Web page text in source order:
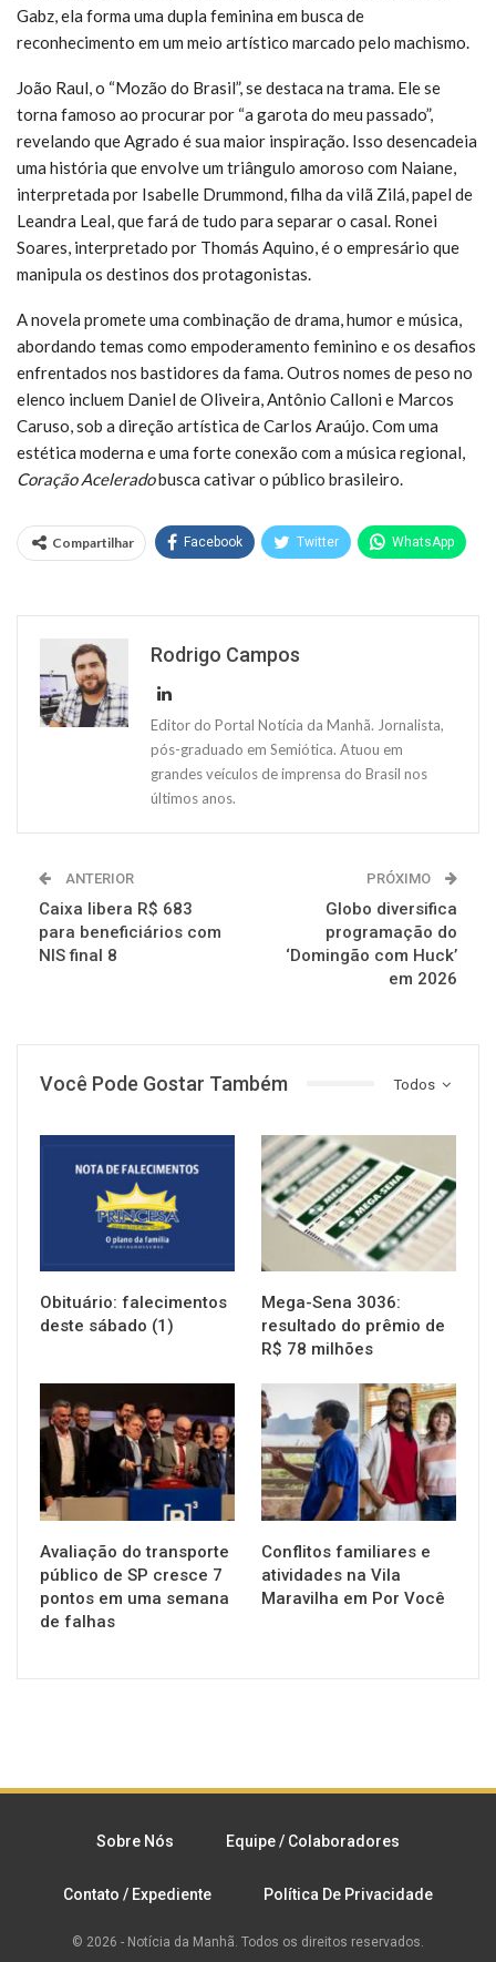
Gabz, ela forma uma dupla feminina em busca de
reconhecimento em um meio artístico marcado pelo machismo.
João Raul, o “Mozão do Brasil”, se destaca na trama. Ele se
torna famoso ao procurar por “a garota do meu passado”,
revelando que Agrado é sua maior inspiração. Isso desencadeia
uma história que envolve um triângulo amoroso com Naiane,
interpretada por Isabelle Drummond, filha da vilã Zilá, papel de
Leandra Leal, que fará de tudo para separar o casal. Ronei
Soares, interpretado por Thomás Aquino, é o empresário que
manipula os destinos dos protagonistas.
A novela promete uma combinação de drama, humor e música,
abordando temas como empoderamento feminino e os desafios
enfrentados nos bastidores da fama. Outros nomes de peso no
elenco incluem Daniel de Oliveira, Antônio Calloni e Marcos
Caruso, sob a direção artística de Carlos Araújo. Com uma
estética moderna e uma forte conexão com a música regional,
Coração Aceleradobusca cativar o público brasileiro.
Compartilhar Facebook Twitter WhatsApp
Rodrigo Campos
Editor do Portal Notícia da Manhã. Jornalista,
pós-graduado em Semiótica. Atuou em
grandes veículos de imprensa do Brasil nos
últimos anos.
ANTERIOR
Caixa libera R$ 683
para beneficiários com
NIS final 8
PRÓXIMO
Globo diversifica
programação do
‘Domingão com Huck’
em 2026
Todos
Você Pode Gostar Também
Obituário: falecimentos
deste sábado (1)
NOTÍCIAS
Mega-Sena 3036:
resultado do prêmio de
R$ 78 milhões
NOTÍCIAS
Avaliação do transporte
público de SP cresce 7
pontos em uma semana
de falhas
NOTÍCIAS
Conflitos familiares e
atividades na Vila
Maravilha em Por Você
Sobre Nós Equipe / Colaboradores
Contato / Expediente Política De Privacidade
© 2026 - Notícia da Manhã. Todos os direitos reservados.